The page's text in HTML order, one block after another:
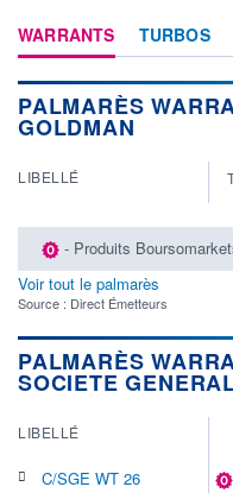
Politique d'exécution
17h40
OUVERTURE
133,590
+ HAUT
135,235
3 064 679
231 461 MUSD
WARRANTS TURBOS
PALMARÈS
GOLDMAN
LIBELLÉ
- Produits
Voir tout le palmarès
Source : Direct Émetteurs
PALMARÈS
SOCIETE
LIBELLÉ
C/SGE WT 26